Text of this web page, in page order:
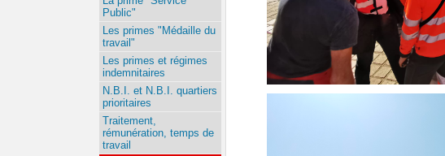
Public"
Les primes "Médaille du
travail"
Les primes et régimes
indemnitaires
N.B.I. et N.B.I. quartiers
prioritaires
Traitement,
rémunération, temps de
travail